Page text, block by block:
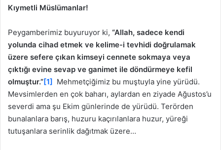
Kıymetli Müslümanlar!
Peygamberimiz buyuruyor ki, “Allah, sadece kendi
yolunda cihad etmek ve kelime-i tevhidi doğrulamak
üzere sefere çıkan kimseyi cennete sokmaya veya
çıktığı evine sevap ve ganimet ile döndürmeye kefil
olmuştur.”[1] Mehmetçiğimiz bu muştuyla yine yürüdü.
Mevsimlerden en çok baharı, aylardan en ziyade Ağustos’u
severdi ama şu Ekim günlerinde de yürüdü. Terörden
bunalanlara barış, huzuru kaçırılanlara huzur, yüreği
tutuşanlara serinlik dağıtmak üzere…